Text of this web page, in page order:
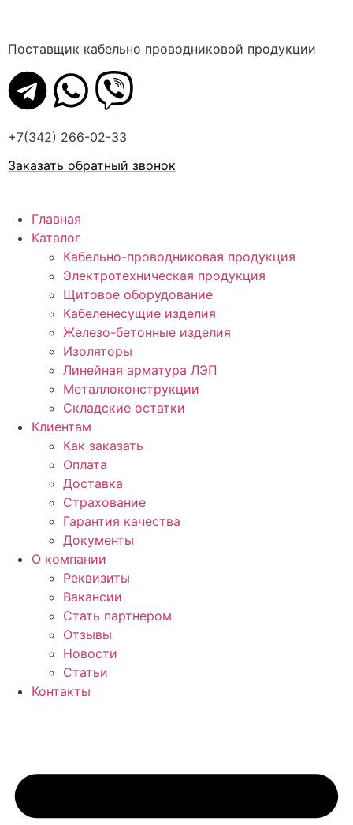
Поставщик кабельно проводниковой продукции
+7(342) 266-02-33
Заказать обратный звонок
Главная
Каталог
Кабельно-проводниковая продукция
Электротехническая продукция
Щитовое оборудование
Кабеленесущие изделия
Железо-бетонные изделия
Изоляторы
Линейная арматура ЛЭП
Металлоконструкции
Складские остатки
Клиентам
Как заказать
Оплата
Доставка
Страхование
Гарантия качества
Документы
О компании
Реквизиты
Вакансии
Стать партнером
Отзывы
Новости
Статьи
Контакты